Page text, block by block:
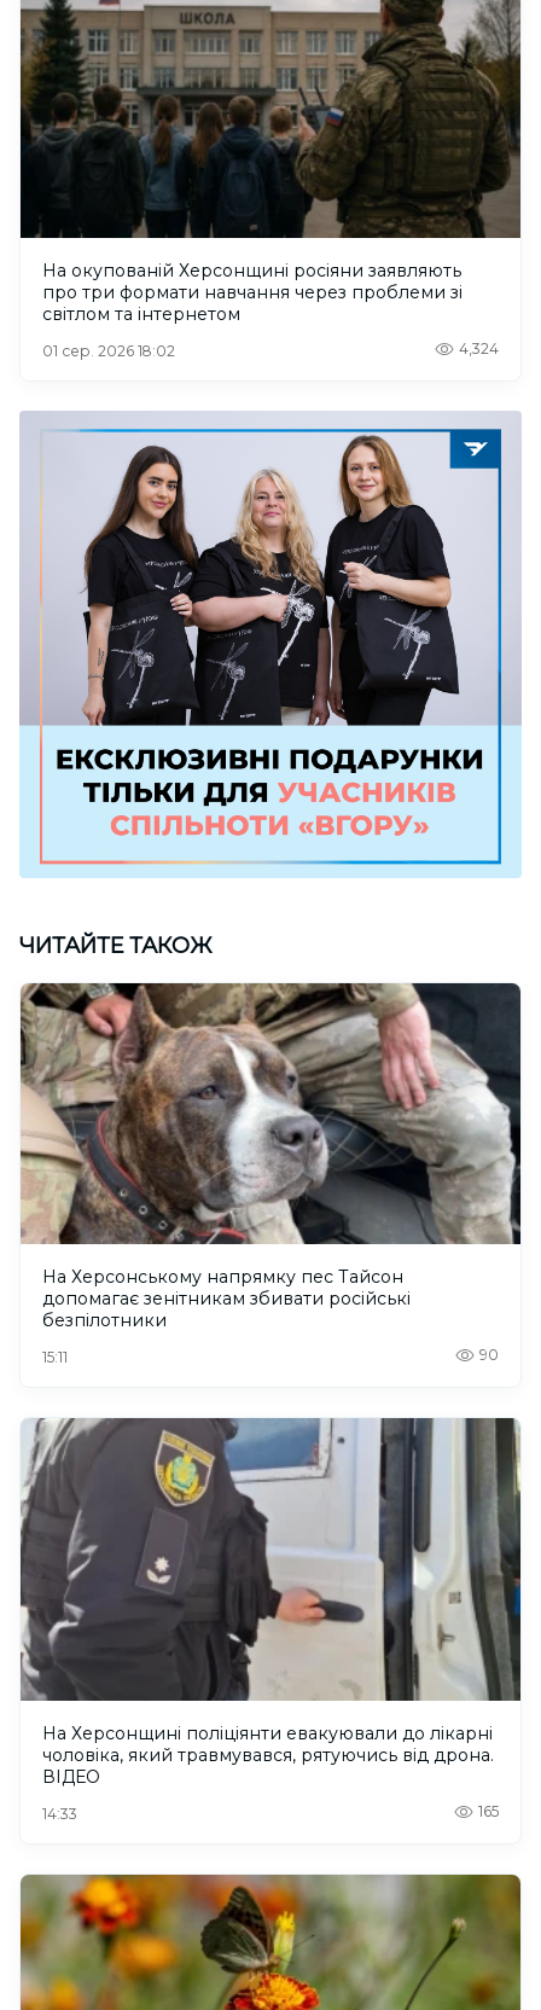
На окупованій Херсонщині росіяни заявляють
про три формати навчання через проблеми зі
світлом та інтернетом
01 сер. 2026 18:02 4,324
ЧИТАЙТЕ ТАКОЖ
На Херсонському напрямку пес Тайсон
допомагає зенітникам збивати російські
безпілотники
15:11 90
На Херсонщині поліціянти евакуювали до лікарні
чоловіка, який травмувався, рятуючись від дрона.
ВІДЕО
14:33 165